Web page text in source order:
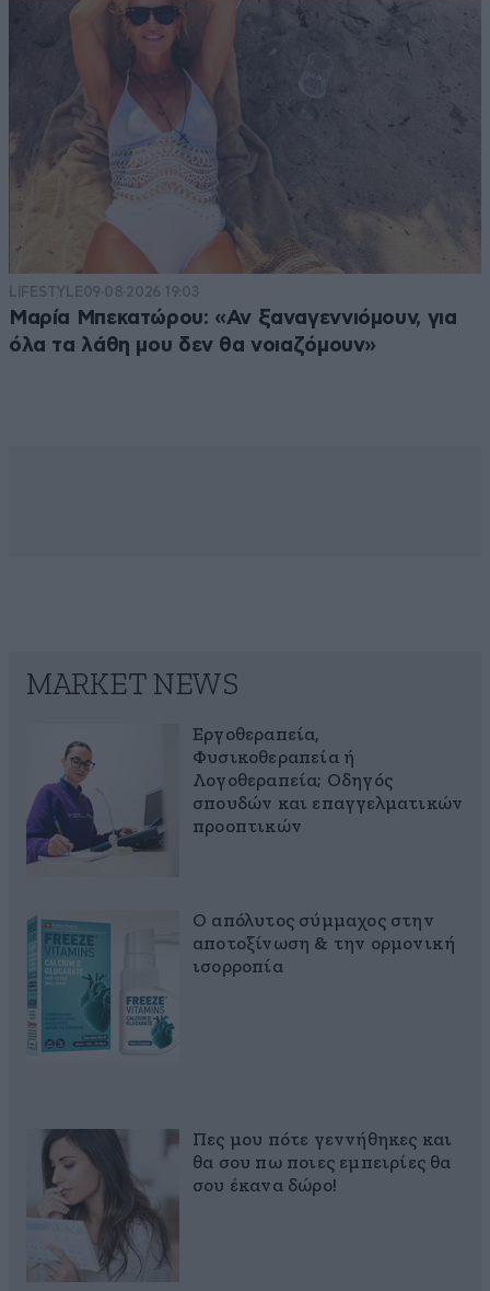
LIFESTYLE09·08·2026 19:03
Μαρία Μπεκατώρου: «Αν ξαναγεννιόμουν, για
όλα τα λάθη μου δεν θα νοιαζόμουν»
MARKET NEWS
Εργοθεραπεία,
Φυσικοθεραπεία ή
Λογοθεραπεία; Οδηγός
σπουδών και επαγγελματικών
προοπτικών
Ο απόλυτος σύμμαχος στην
αποτοξίνωση & την ορμονική
ισορροπία
Πες μου πότε γεννήθηκες και
θα σου πω ποιες εμπειρίες θα
σου έκανα δώρο!